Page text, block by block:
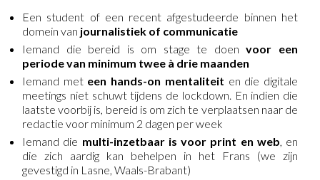
Een student of een recent afgestudeerde binnen het
domein van journalistiek of communicatie
Iemand die bereid is om stage te doenvoor een
periode van minimum twee à drie maanden
Iemand met een hands-on mentaliteit en die digitale
meetings niet schuwt tijdens de lockdown. En indien die
laatste voorbij is, bereid is om zich te verplaatsen naar de
redactie voor minimum 2 dagen per week
Iemand die multi-inzetbaar is voor print en web, en
die zich aardig kan behelpen in het Frans (we zijn
gevestigd in Lasne, Waals-Brabant)